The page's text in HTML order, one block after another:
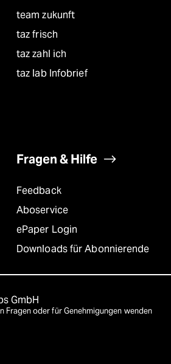
team zukunft
taz frisch
taz zahl ich
taz lab Infobrief
Fragen & Hilfe
Feedback
Aboservice
ePaper Login
Downloads für Abonnierende
GmbH
Fragen oder für Genehmigungen wenden